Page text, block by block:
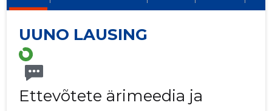
UUNO LAUSING
Ettevõtete ärimeedia ja